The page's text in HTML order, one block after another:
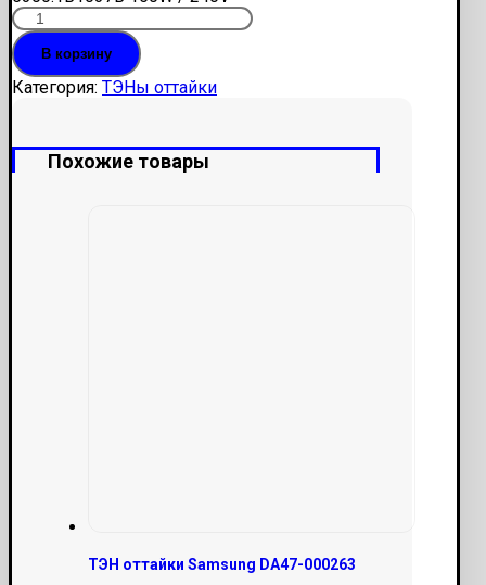
В корзину
Категория: ТЭНы оттайки
Похожие товары
ТЭН оттайки Samsung DA47-000263